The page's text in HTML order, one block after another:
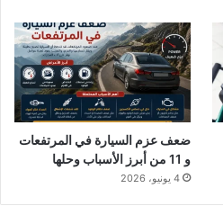
ضعف عزم السيارة في المرتفعات
و 11 من أبرز الأسباب وحلها
4 يونيو، 2026